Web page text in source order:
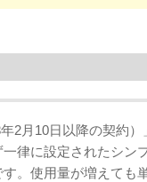
年2月10日以降の契約
律に設定されたシン
。使用量が増えても